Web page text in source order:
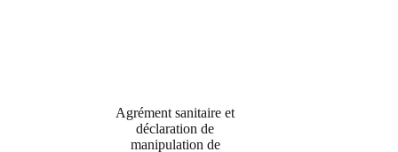
Agrément sanitaire et
déclaration de
manipulation de